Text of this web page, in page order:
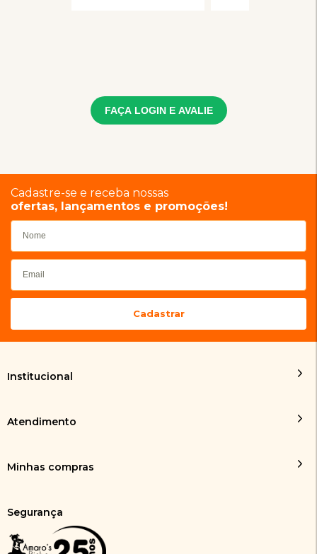
FAÇA LOGIN E AVALIE
Cadastre-se e receba nossas
ofertas, lançamentos e promoções!
Institucional
Atendimento
Minhas compras
Segurança